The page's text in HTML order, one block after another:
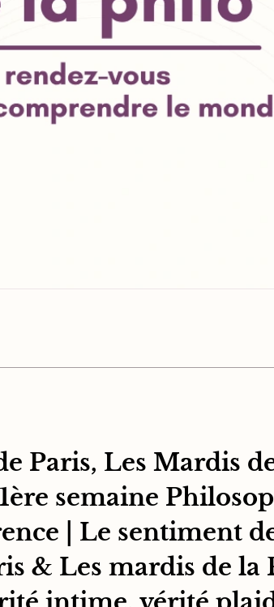
Paris, Les Mardis
semaine
| Le sentiment
& Les mardis de la